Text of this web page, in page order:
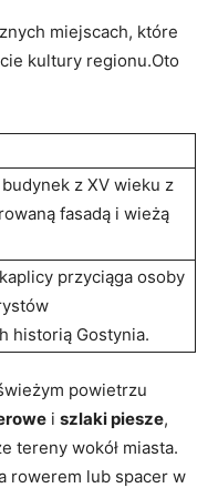
miejscach, które
kultury regionu.Oto‍
z XV wieku z
fasadą i wieżą
przyciąga osoby
historią‌ Gostynia.
⁣powietrzu
i szlaki ⁣piesze,
tereny wokół miasta.
rowerem ⁤lub ⁤spacer w